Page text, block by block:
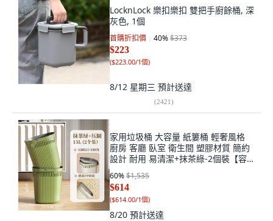
LocknLock 樂扣樂扣 雙把手廚餘桶, 深
灰色, 1個
首購折扣價 40%$373
$223
($223.00/1個)
8/12 星期三 預計送達
(2421)
家用垃圾桶 大容量 紙簍桶 輕奢風格
廚房 客廳 臥室 衛生間 塑膠材質 簡約
設計 耐用 易清潔+抹茶綠-2個裝【容
量15L】自帶壓圈+無規格, 1個, 無規格
60%$1,535
$614
($614.00/1個)
8/20 預計送達